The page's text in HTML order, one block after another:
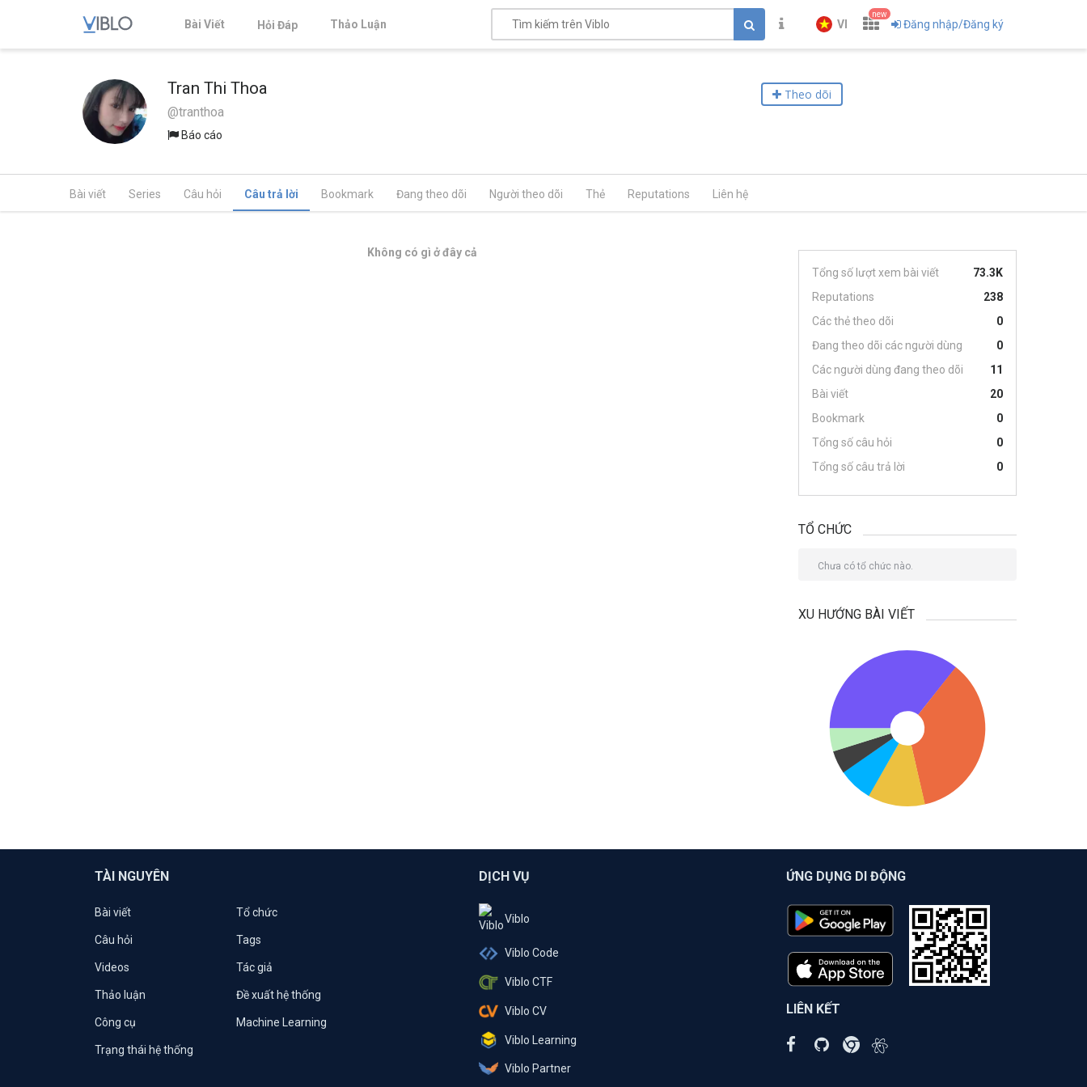
Bài Viết Hỏi Đáp Thảo Luận VI
new
Đăng nhập/Đăng ký
Tran Thi Thoa
@tranthoa
Báo cáo
Theo dõi
Bài viết Series Câu hỏi Câu trả lời Bookmark Đang theo dõi Người theo dõi Thẻ Reputations Liên hệ
Không có gì ở đây cả
Tổng số lượt xem bài viết
73.3K
Reputations
238
Các thẻ theo dõi
0
Đang theo dõi các người dùng
0
Các người dùng đang theo dõi
11
Bài viết
20
Bookmark
0
Tổng số câu hỏi
0
Tổng số câu trả lời
0
TỔ CHỨC
Chưa có tổ chức nào.
XU HƯỚNG BÀI VIẾT
TÀI NGUYÊN
Bài viết Tổ chức
Câu hỏi Tags
Videos Tác giả
Thảo luận Đề xuất hệ thống
Công cụ Machine Learning
Trạng thái hệ thống
DỊCH VỤ
Viblo
Viblo Code
Viblo CTF
Viblo CV
Viblo Learning
Viblo Partner
ỨNG DỤNG DI ĐỘNG
LIÊN KẾT